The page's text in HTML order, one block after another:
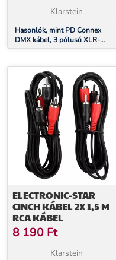
Klarstein
Hasonlók, mint PD Connex
DMX kábel, 3 pólusú XLR-
csatlakozó, anya-apa, 120 ohm,
ELECTRONIC-STAR
CINCH KÁBEL 2X 1,5 M
RCA KÁBEL
8 190 Ft
Klarstein